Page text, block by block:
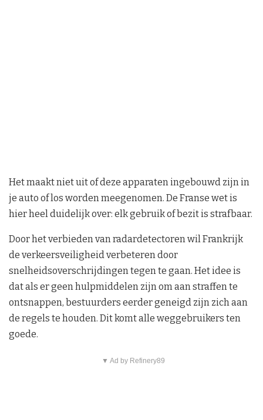
Het maakt niet uit of deze apparaten ingebouwd zijn in
je auto of los worden meegenomen. De Franse wet is
hier heel duidelijk over: elk gebruik of bezit is strafbaar.
Door het verbieden van radardetectoren wil Frankrijk
de verkeersveiligheid verbeteren door
snelheidsoverschrijdingen tegen te gaan. Het idee is
dat als er geen hulpmiddelen zijn om aan straffen te
ontsnappen, bestuurders eerder geneigd zijn zich aan
de regels te houden. Dit komt alle weggebruikers ten
goede.
▼ Ad by Refinery89